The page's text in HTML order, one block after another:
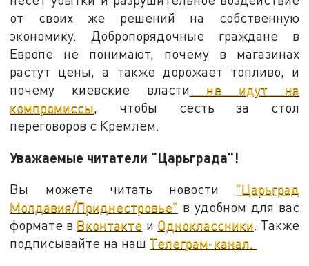
от своих же решений на собственную
экономику. Добропорядочные граждане в
Европе не понимают, почему в магазинах
растут цены, а также дорожает топливо, и
почему киевские власти не идут на
компромиссы, чтобы сесть за стол
переговоров с Кремлем.
Уважаемые читатели "Царьграда"!
Вы можете читать новости "Царьград
Молдавия/Приднестровье" в удобном для вас
формате в Вконтакте и Одноклассники. Также
подписывайте на наш Телеграм-канал.